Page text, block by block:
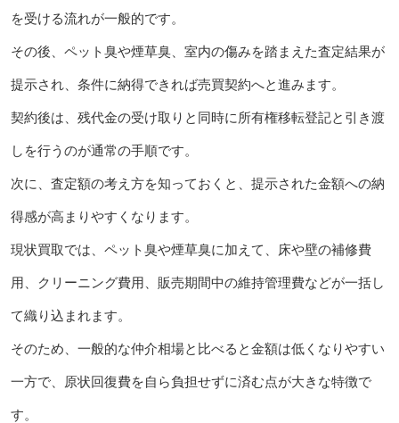
を受ける流れが一般的です。
その後、ペット臭や煙草臭、室内の傷みを踏まえた査定結果が
提示され、条件に納得できれば売買契約へと進みます。
契約後は、残代金の受け取りと同時に所有権移転登記と引き渡
しを行うのが通常の手順です。
次に、査定額の考え方を知っておくと、提示された金額への納
得感が高まりやすくなります。
現状買取では、ペット臭や煙草臭に加えて、床や壁の補修費
用、クリーニング費用、販売期間中の維持管理費などが一括し
て織り込まれます。
そのため、一般的な仲介相場と比べると金額は低くなりやすい
一方で、原状回復費を自ら負担せずに済む点が大きな特徴で
す。